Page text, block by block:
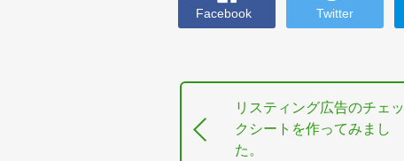
Facebook Twitter
リスティング広告のチェッ
クシートを作ってみまし
た。